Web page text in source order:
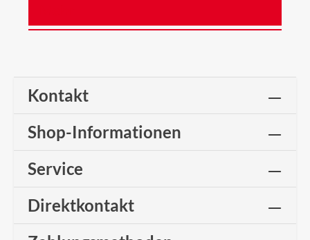
Kontakt
Shop-Informationen
Service
Direktkontakt